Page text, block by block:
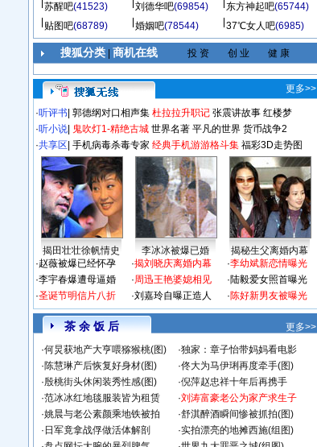
苏醒吧(41523) 刘德华吧(69854) 东方神起吧(65744)
贴图吧(68789) 婚姻吧(78544) 37℃女人吧(6985)
搜狐分类| 商机在线 投 资 创 业 健 康
更多>>
·听评书 郭德纲对口相声集 杜拉拉升职记 张震讲故事 红楼梦
·听小说 鬼吹灯1-精绝古城 世界名著 平凡的世界 货币战争2
·共享区 手机病毒杀毒专家 经典手机游游格斗集 福彩3D走势图
揭田壮壮徐帆情史 李冰冰被爆已婚
揭秘生父离婚内幕
·赵薇被爆已经怀孕
·李宇春爆遭母逼婚
·圣诞节明信片八折
·揭刘晓庆离婚内幕
·周迅王艳婆媳相见
·刘嘉玲自曝正造人
·李幼斌新恋情曝光
·陆毅爱女照首曝光
·陈好新男友被曝光
茶 余 饭 后
更多>>
·何炅获地产大亨喂猕猴桃(图) ·独家：章子怡带妈妈看电影
·陈慧琳产后恢复好身材(图) ·佟大为马伊琍再度牵手(图)
·殷桃街头休闲装秀性感(图) ·倪萍赵忠祥十年后再携手
·范冰冰红地毯服装皆为租赁 ·刘涛富豪老公为家产求生子
·姚晨与老公素颜乘地铁被拍 ·舒淇醉酒瞬间惨被抓拍(图)
· 日军竟拿战俘做活体解剖 ·实拍漂亮的地摊西施(组图)